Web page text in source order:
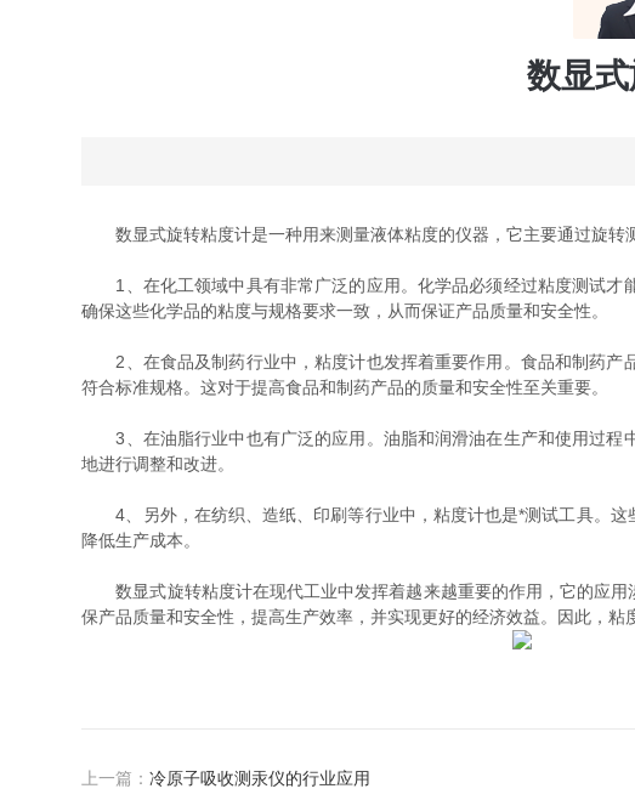
数显
数显式旋转粘度计是一种用来测量液体粘度的仪器，它主要通过旋转
1、在化工领域中具有非常广泛的应用。化学品必须经过粘度测试才
确保这些化学品的粘度与规格要求一致，从而保证产品质量和安全性。
2、在食品及制药行业中，粘度计也发挥着重要作用。食品和制药产
符合标准规格。这对于提高食品和制药产品的质量和安全性至关重要。
3、在油脂行业中也有广泛的应用。油脂和润滑油在生产和使用过程
地进行调整和改进。
4、另外，在纺织、造纸、印刷等行业中，粘度计也是*测试工具。这
降低生产成本。
数显式旋转粘度计在现代工业中发挥着越来越重要的作用，它的应用
保产品质量和安全性，提高生产效率，并实现更好的经济效益。因此，
上一篇：冷原子吸收测汞仪的行业应用